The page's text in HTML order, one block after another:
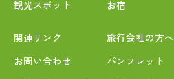
観光スポット お宿
関連リンク
お問い合わせ
旅行会社の方へ
パンフレット